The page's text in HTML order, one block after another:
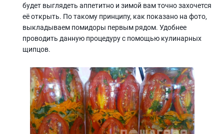
будет выглядеть аппетитно и зимой вам точно захочется
её открыть. По такому принципу, как показано на фото,
выкладываем помидоры первым рядом. Удобнее
проводить данную процедуру с помощью кулинарных
щипцов.